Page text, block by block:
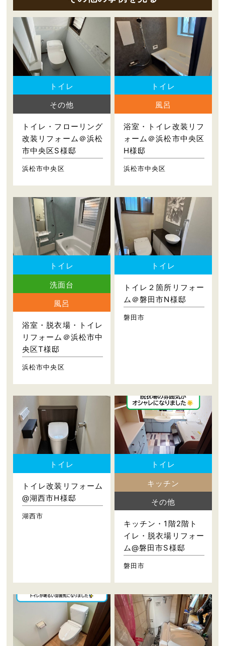
トイレ
その他
トイレ・フローリング
改装リフォーム＠浜松
市中央区S様邸
浜松市中央区
トイレ
風呂
浴室・トイレ改装リフ
ォーム＠浜松市中央区
H様邸
浜松市中央区
トイレ
洗面台
風呂
浴室・脱衣場・トイレ
リフォーム＠浜松市中
央区T様邸
浜松市中央区
トイレ
トイレ２箇所リフォー
ム＠磐田市N様邸
磐田市
トイレ
トイレ改装リフォーム
@湖西市H様邸
湖西市
トイレ
キッチン
その他
キッチン・1階2階ト
イレ・脱衣場リフォー
ム@磐田市S様邸
磐田市